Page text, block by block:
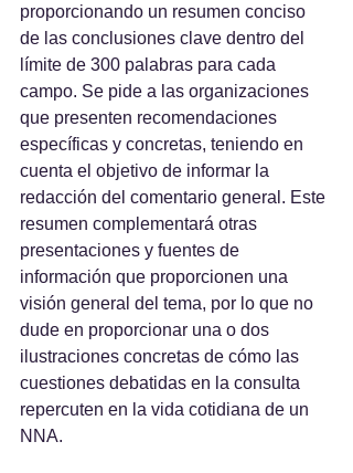
proporcionando un resumen conciso
de las conclusiones clave dentro del
límite de 300 palabras para cada
campo. Se pide a las organizaciones
que presenten recomendaciones
específicas y concretas, teniendo en
cuenta el objetivo de informar la
redacción del comentario general. Este
resumen complementará otras
presentaciones y fuentes de
información que proporcionen una
visión general del tema, por lo que no
dude en proporcionar una o dos
ilustraciones concretas de cómo las
cuestiones debatidas en la consulta
repercuten en la vida cotidiana de un
NNA.